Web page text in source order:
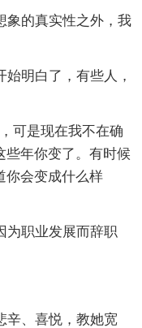
象的真实性之外，我
明白了，有些人，
可是现在我不在确
些年你变了。有时候
你会变成什么样
为职业发展而辞职
辛、喜悦，教她宽